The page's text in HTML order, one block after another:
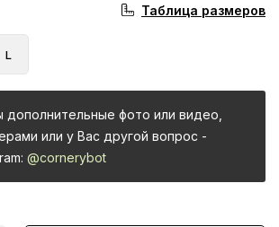
Таблица размеров
L
дополнительные фото или видео,
или у Вас другой вопрос -
@cornerybot